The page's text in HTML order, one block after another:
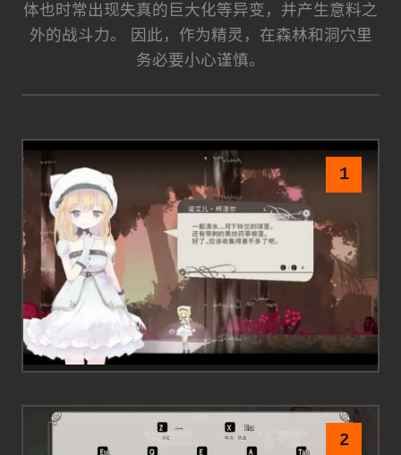
体也时常出现失真的巨大化等异变，并产生意料之
外的战斗力。 因此，作为精灵，在森林和洞穴里
务必要小心谨慎。
1
2